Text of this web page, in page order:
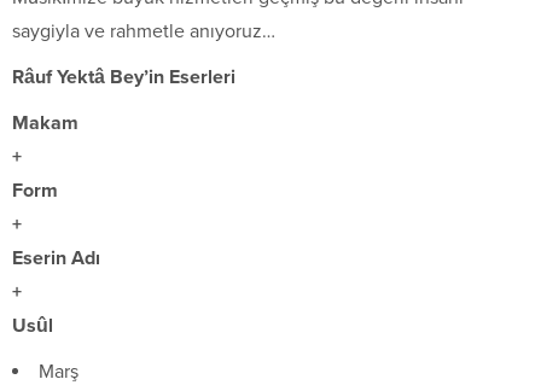
saygiyla ve rahmetle anıyoruz…
Râuf Yektâ Bey’in Eserleri
Makam
+
Form
+
Eserin Adı
+
Usûl
Marş